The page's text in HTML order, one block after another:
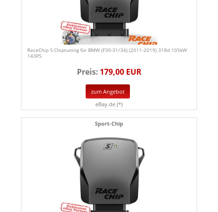
RaceChip S Chiptuning für BMW (F30-31/34) (2011-2019) 318d 105kW
143PS
Preis: 179,00 EUR
zum Angebot
eBay.de (*)
Sport-Chip